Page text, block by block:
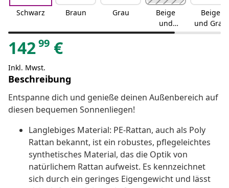
Schwarz Braun Grau
Beige
und
Creme
Beige
und Grau
14299 €
Inkl. Mwst.
Beschreibung
Entspanne dich und genieße deinen Außenbereich auf
diesen bequemen Sonnenliegen!
Langlebiges Material: PE-Rattan, auch als Poly
Rattan bekannt, ist ein robustes, pflegeleichtes
synthetisches Material, das die Optik von
natürlichem Rattan aufweist. Es kennzeichnet
sich durch ein geringes Eigengewicht und lässt